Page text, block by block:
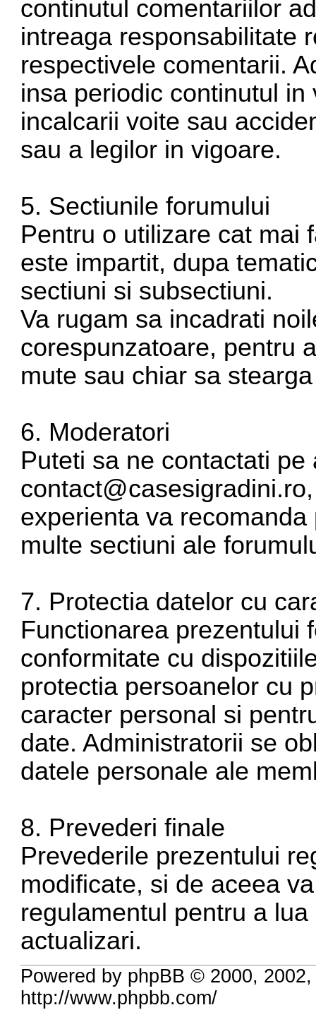
continutul comentariilor
intreaga responsabilitate
respectivele comentarii.
insa periodic continutul
incalcarii voite sau
sau a legilor in vigoare.
5. Sectiunile forumului
Pentru o utilizare cat mai
este impartit, dupa
sectiuni si subsectiuni.
Va rugam sa incadrati
corespunzatoare, pentru
mute sau chiar sa
6. Moderatori
Puteti sa ne contactati pe
contact@casesigradini.ro
experienta va
multe sectiuni ale
7. Protectia datelor cu
Functionarea prezentului
conformitate cu
protectia persoanelor cu
caracter personal si
date. Administratorii se
datele personale ale
8. Prevederi finale
Prevederile prezentului
modificate, si de aceea
regulamentul pentru a
actualizari.
Powered by phpBB © 2000,
http://www.phpbb.com/